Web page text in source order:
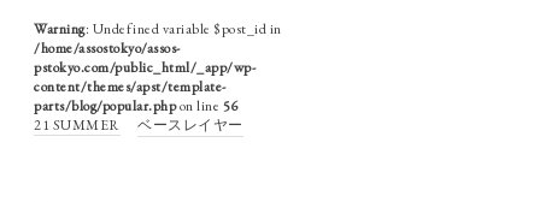
Warning: Undefined variable $post_id in
/home/assostokyo/assos-
pstokyo.com/public_html/_app/wp-
content/themes/apst/template-
parts/blog/popular.phpon line 56
21 SUMMER
ベースレイヤー